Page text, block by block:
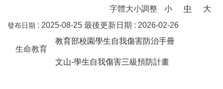
字體大小調整 小 中 大
發布日期 : 2025-08-25 最後更新日期 : 2026-02-26
生命教育
教育部校園學生自我傷害防治手冊
文山-學生自我傷害三級預防計畫